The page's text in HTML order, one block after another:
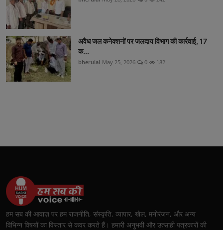
अवैध जल कनेक्शनों पर जलदाय विभाग की कार्रवाई, 17
क...
bherulal May 25, 2026 0 182
हम सब की आवाज़ पर हम राजनीति, संस्कृति, व्यापार, खेल, मनोरंजन, और अन्य
विभिन्न विषयों का विस्तार से कवर करते हैं। हमारी अनुभवी और उत्साही पत्रकारों की